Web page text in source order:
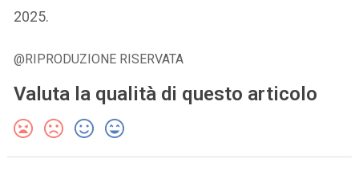
2025.
@RIPRODUZIONE RISERVATA
Valuta la qualità di questo articolo